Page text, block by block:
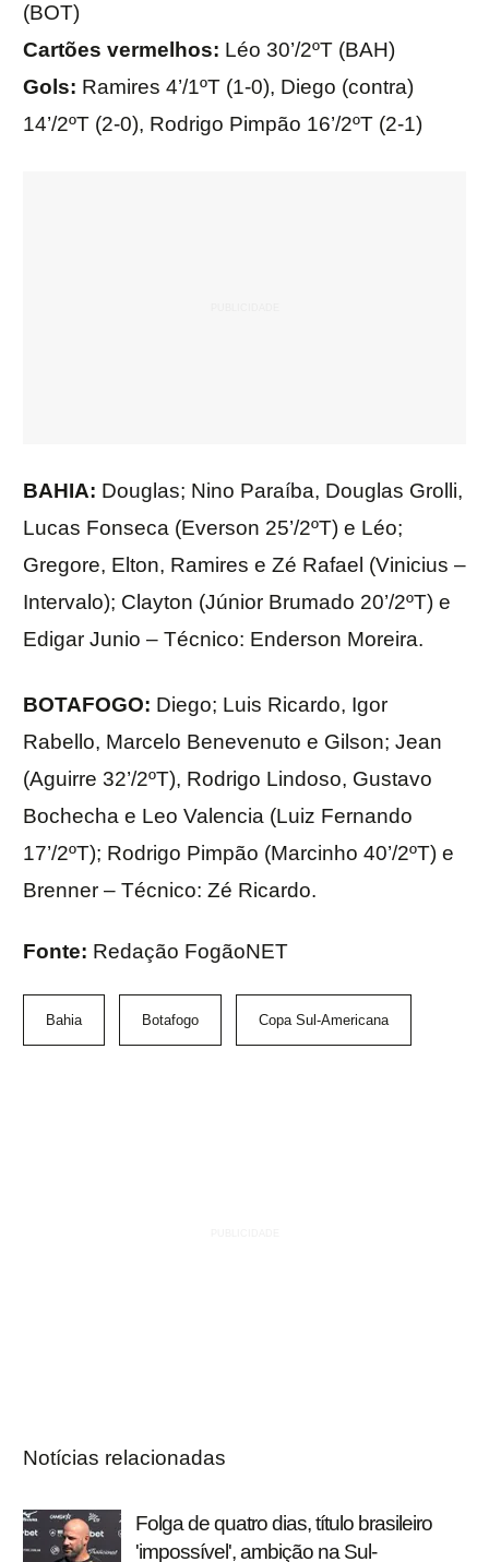
(BOT)
Cartões vermelhos: Léo 30’/2ºT (BAH)
Gols: Ramires 4’/1ºT (1-0), Diego (contra)
14’/2ºT (2-0), Rodrigo Pimpão 16’/2ºT (2-1)
BAHIA: Douglas; Nino Paraíba, Douglas Grolli,
Lucas Fonseca (Everson 25’/2ºT) e Léo;
Gregore, Elton, Ramires e Zé Rafael (Vinicius –
Intervalo); Clayton (Júnior Brumado 20’/2ºT) e
Edigar Junio – Técnico: Enderson Moreira.
BOTAFOGO: Diego; Luis Ricardo, Igor
Rabello, Marcelo Benevenuto e Gilson; Jean
(Aguirre 32’/2ºT), Rodrigo Lindoso, Gustavo
Bochecha e Leo Valencia (Luiz Fernando
17’/2ºT); Rodrigo Pimpão (Marcinho 40’/2ºT) e
Brenner – Técnico: Zé Ricardo.
Fonte: Redação FogãoNET
Bahia Botafogo Copa Sul-Americana
Notícias relacionadas
Folga de quatro dias, título brasileiro
'impossível', ambição na Sul-